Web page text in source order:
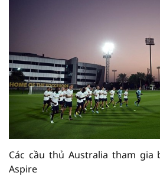
Các cầu thủ Australia tham gia
Aspire